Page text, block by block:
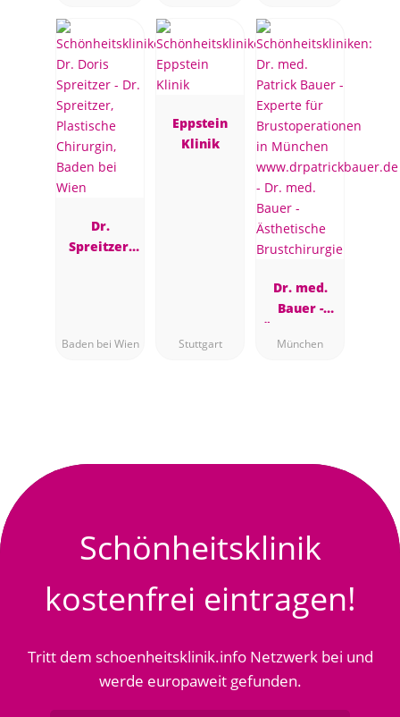
Dr.
Spreitzer,
Baden bei Wien
Eppstein
Klinik
Stuttgart
Dr. med.
Bauer -
Ästhetische
Brustchirur
München
Schönheitsklinik
kostenfrei eintragen!
Tritt dem schoenheitsklinik.info Netzwerk bei und
werde europaweit gefunden.